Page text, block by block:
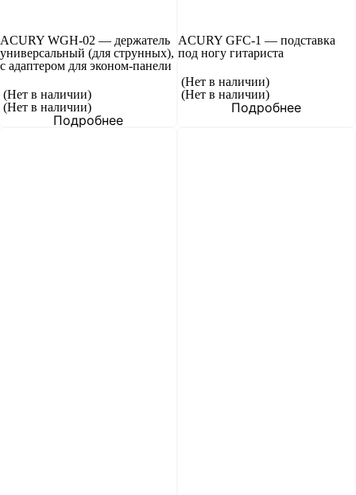
ACURY WGH-02 — держатель
универсальный (для струнных),
с адаптером для эконом-панели
(Нет в наличии)
(Нет в наличии)
Подробнее
ACURY GFC-1 — подставка
под ногу гитариста
(Нет в наличии)
(Нет в наличии)
Подробнее